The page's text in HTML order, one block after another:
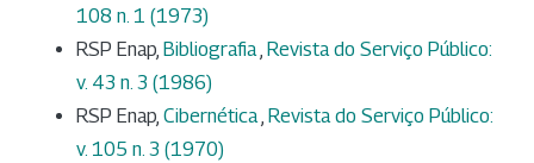
108 n. 1 (1973)
RSP Enap, Bibliografia, Revista do Serviço Público:
v. 43 n. 3 (1986)
RSP Enap, Cibernética, Revista do Serviço Público:
v. 105 n. 3 (1970)